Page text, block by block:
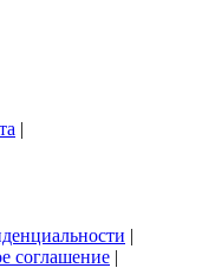
|
|
соглашение |